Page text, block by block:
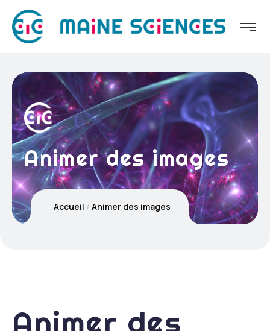
Animer des images
Accueil Animer des images
Animer des